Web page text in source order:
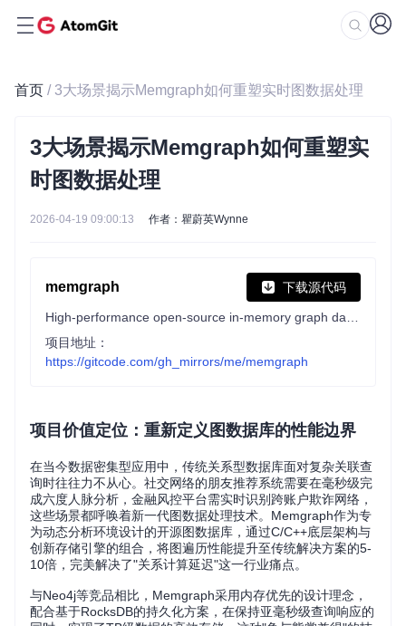
首页 / 3大场景揭示Memgraph如何重塑实时图数据处理
3大场景揭示Memgraph如何重塑实
时图数据处理
2026-04-19 09:00:13 作者：瞿蔚英Wynne
memgraph 下载源代码
项目地址：
https://gitcode.com/gh_mirrors/me/memgraph
项目价值定位：重新定义图数据库的性能边界
在当今数据密集型应用中，传统关系型数据库面对复杂关联查
询时往往力不从心。社交网络的朋友推荐系统需要在毫秒级完
成六度人脉分析，金融风控平台需实时识别跨账户欺诈网络，
这些场景都呼唤着新一代图数据处理技术。Memgraph作为专
为动态分析环境设计的开源图数据库，通过C/C++底层架构与
创新存储引擎的组合，将图遍历性能提升至传统解决方案的5-
10倍，完美解决了"关系计算延迟"这一行业痛点。
与Neo4j等竞品相比，Memgraph采用内存优先的设计理念，
配合基于RocksDB的持久化方案，在保持亚毫秒级查询响应的